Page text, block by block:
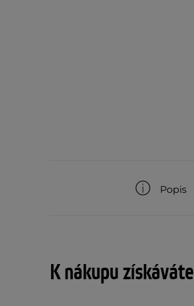
Popis
K nákupu získáváte